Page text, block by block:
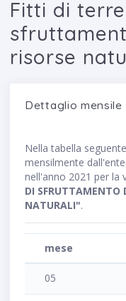
Fitti di
risorse
Dettaglio
Nella tabella
mensilmente
nell'anno 2021 per la
DI SFRUTTAMENTO
NATURALI".
mese
05